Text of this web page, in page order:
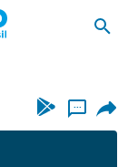
...